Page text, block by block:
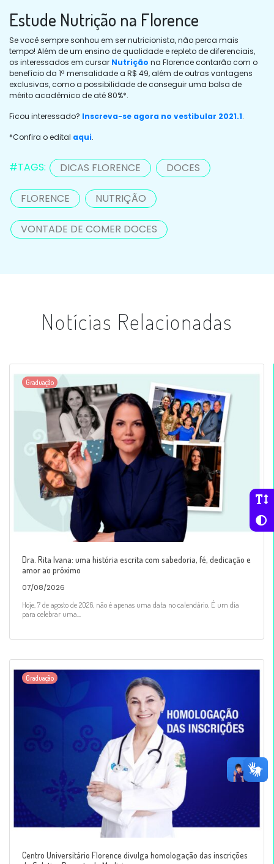
Estude Nutrição na Florence
Se você sempre sonhou em ser nutricionista, não perca mais
tempo! Além de um ensino de qualidade e repleto de diferenciais,
os interessados em cursar Nutrição na Florence contarão com o
benefício da 1ª mensalidade a R$ 49, além de outras vantagens
exclusivas, como a possibilidade de conseguir uma bolsa de
mérito acadêmico de até 80%*.
Ficou interessado? Inscreva-se agora no vestibular 2021.1.
*Confira o edital aqui.
#TAGS: DICAS FLORENCE DOCES
FLORENCE NUTRIÇÃO
VONTADE DE COMER DOCES
Notícias Relacionadas
Graduação
Dra. Rita Ivana: uma história escrita com sabedoria, fé, dedicação e
amor ao próximo
07/08/2026
Hoje, 7 de agosto de 2026, não é apenas uma data no calendário. É um dia
para celebrar uma...
Graduação
Centro Universitário Florence divulga homologação das inscrições